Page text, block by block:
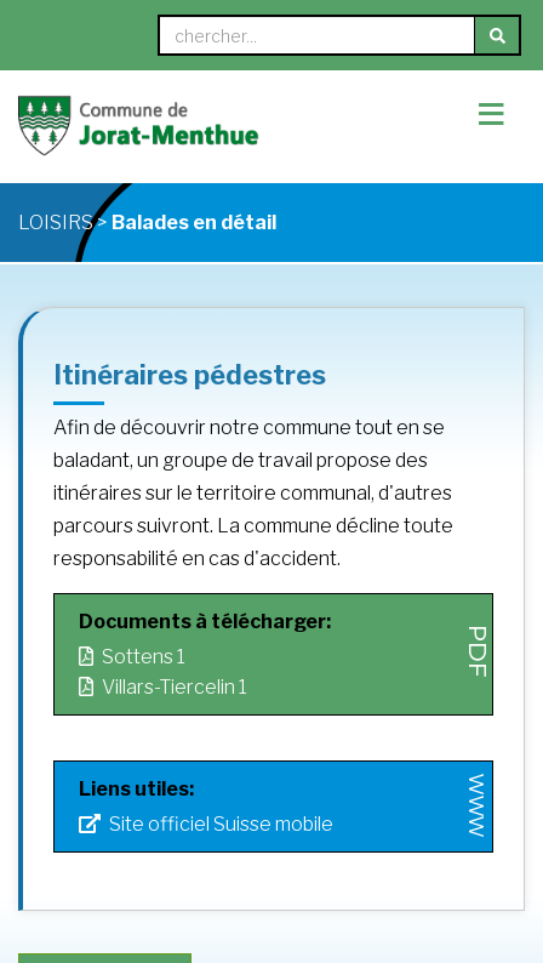
≡
LOISIRS > Balades en détail
Itinéraires pédestres
Afin de découvrir notre commune tout en se
baladant, un groupe de travail propose des
itinéraires sur le territoire communal, d'autres
parcours suivront. La commune décline toute
responsabilité en cas d'accident.
Documents à télécharger:
Sottens 1
Villars-Tiercelin 1
Liens utiles:
Site officiel Suisse mobile